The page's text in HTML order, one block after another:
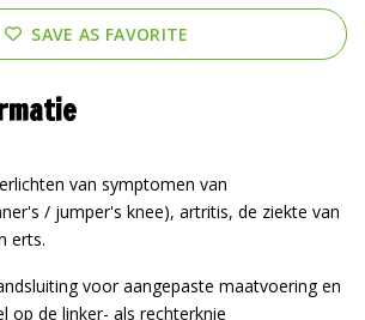
SAVE AS FAVORITE
van symptomen van
/ jumper's knee), artritis, de ziekte van
erts.
voor aangepaste maatvoering en
op de linker- als rechterknie